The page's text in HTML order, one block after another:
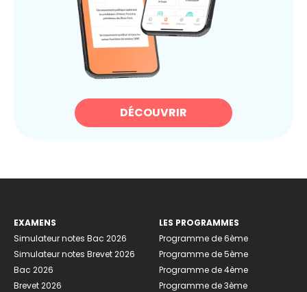
DÉCOUVRIR
EXAMENS
Simulateur notes Bac 2026
Simulateur notes Brevet 2026
Bac 2026
Brevet 2026
LES PROGRAMMES
Programme de 6ème
Programme de 5ème
Programme de 4ème
Programme de 3ème